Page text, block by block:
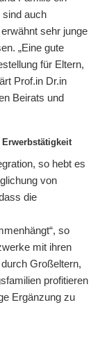
sind auch
sehr junge
„Eine gute
für Eltern,
Prof.in Dr.in
Beirats und
so hebt es
von
die
so
mit ihren
Großeltern,
profitieren
Ergänzung zu